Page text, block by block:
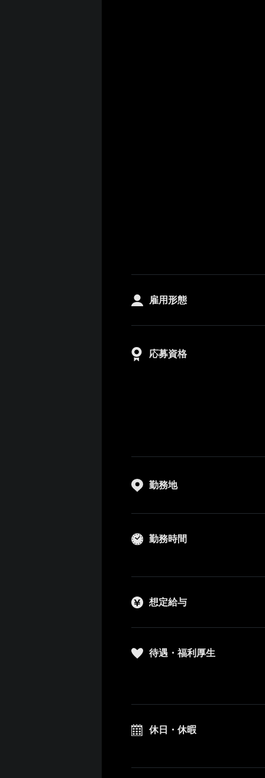
雇用形態
応募資格
勤務地
勤務時間
想定給与
待遇・福利厚生
休日・休暇